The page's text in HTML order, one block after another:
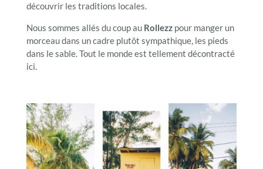
découvrir les traditions locales.
Nous sommes allés du coup auRollezzpour manger un
morceau dans un cadre plutôt sympathique, les pieds
dans le sable. Tout le monde est tellement décontracté
ici.